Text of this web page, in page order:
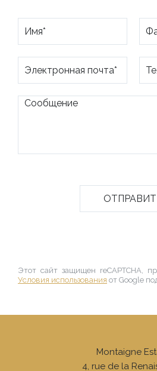
Этот сайт защищен reCAPTCHA,
Условия использования от Google
Montaigne
4, rue de la